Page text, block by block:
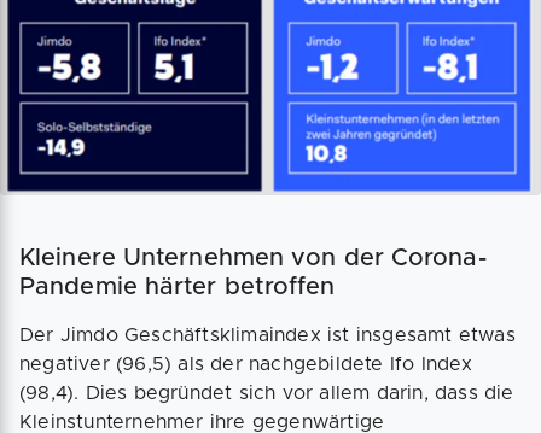
Kleinere Unternehmen von der Corona-
Pandemie härter betroffen
Der Jimdo Geschäftsklimaindex ist insgesamt etwas
negativer (96,5) als der nachgebildete Ifo Index
(98,4). Dies begründet sich vor allem darin, dass die
Kleinstunternehmer ihre gegenwärtige